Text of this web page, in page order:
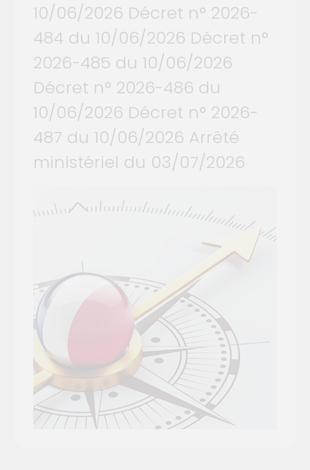
10/06/2026 Décret n° 2026-
484 du 10/06/2026 Décret n°
2026-485 du 10/06/2026
Décret n° 2026-486 du
10/06/2026 Décret n° 2026-
487 du 10/06/2026 Arrêté
ministériel du 03/07/2026